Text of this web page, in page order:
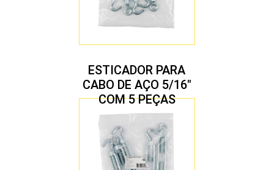
ESTICADOR PARA
CABO DE AÇO 5/16″
COM 5 PEÇAS